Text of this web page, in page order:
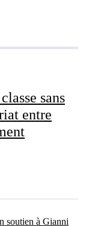
sans
entre
soutien à Gianni